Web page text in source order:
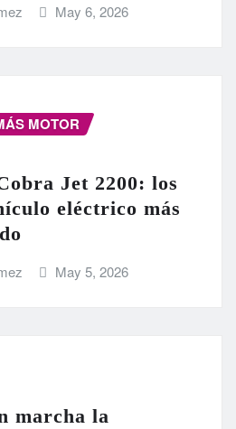
May 6, 2026
MOTOR
Jet 2200: los
eléctrico más
May 5, 2026
marcha la